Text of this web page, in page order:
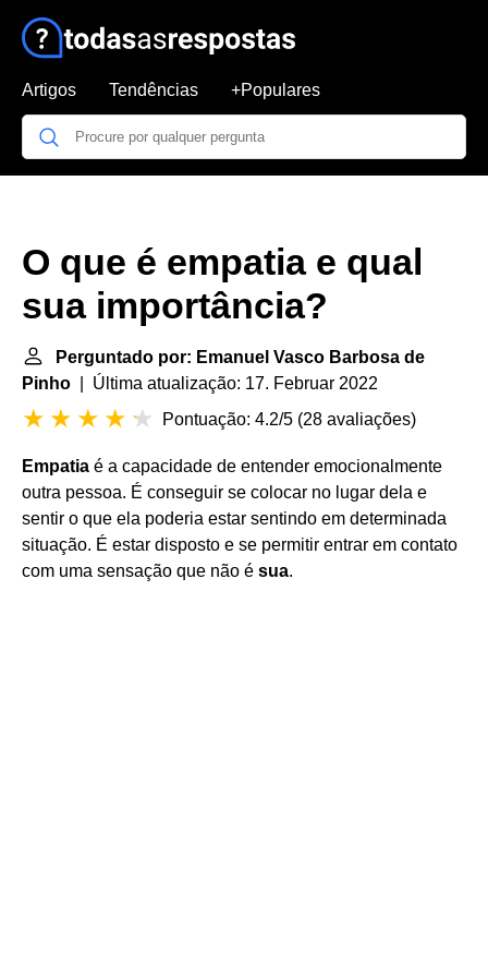
Artigos Tendências +Populares
O que é empatia e qual
sua importância?
Perguntado por: Emanuel Vasco Barbosa de
Pinho | Última atualização: 17. Februar 2022
Pontuação: 4.2/5 (28 avaliações)
Empatia é a capacidade de entender emocionalmente
outra pessoa. É conseguir se colocar no lugar dela e
sentir o que ela poderia estar sentindo em determinada
situação. É estar disposto e se permitir entrar em contato
com uma sensação que não é sua.